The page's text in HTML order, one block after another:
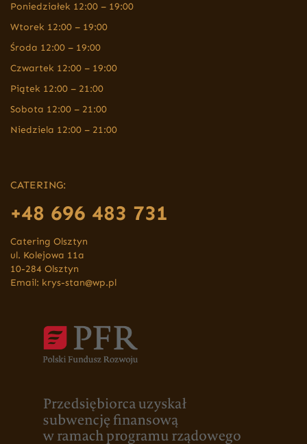
Poniedziałek 12:00 – 19:00
Wtorek 12:00 – 19:00
Środa 12:00 – 19:00
Czwartek 12:00 – 19:00
Piątek 12:00 – 21:00
Sobota 12:00 – 21:00
Niedziela 12:00 – 21:00
CATERING:
+48 696 483 731
Catering Olsztyn
ul. Kolejowa 11a
10-284 Olsztyn
Email: krys-stan@wp.pl